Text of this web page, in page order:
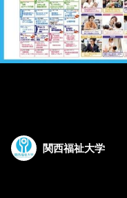
関西福祉大学